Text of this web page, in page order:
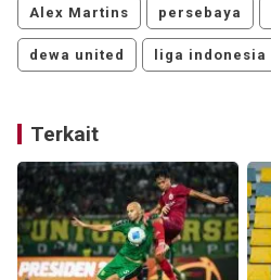
Alex Martins persebaya
dewa united liga indonesia
Terkait